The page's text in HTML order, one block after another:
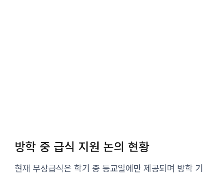
방학 중 급식 지원 논의 현황
현재 무상급식은 학기 중 등교일에만 제공되며 방학 기